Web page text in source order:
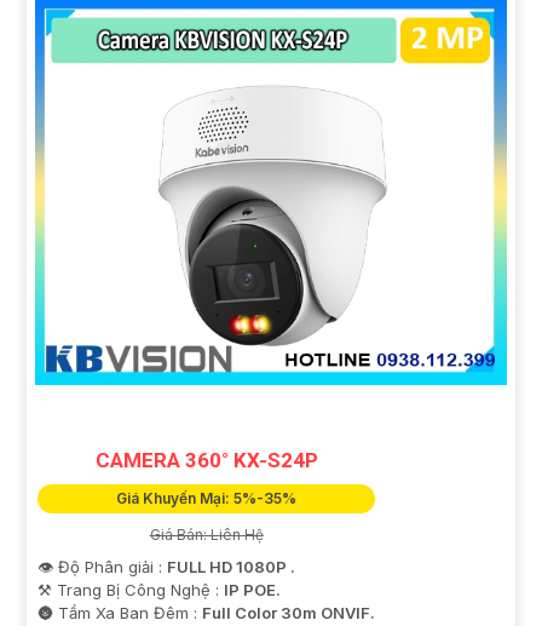
CAMERA 360° KX-S24P
Giá Khuyến Mại: 5%-35%
Giá Bán: Liên Hệ
👁 Độ Phân giải : FULL HD 1080P .
⚒ Trang Bị Công Nghệ : IP POE.
🌚 Tầm Xa Ban Đêm : Full Color 30m ONVIF.